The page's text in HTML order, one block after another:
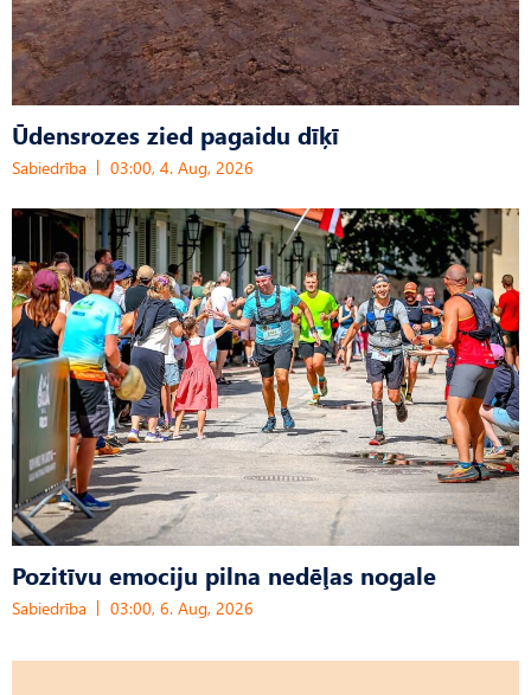
Ūdensrozes zied pagaidu dīķī
Sabiedrība 03:00, 4. Aug, 2026
Pozitīvu emociju pilna nedēļas nogale
Sabiedrība 03:00, 6. Aug, 2026